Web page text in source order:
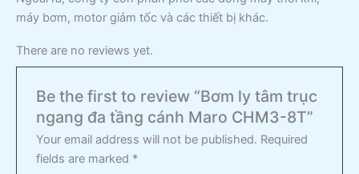
máy bơm, motor giảm tốc và các thiết bị khác.
There are no reviews yet.
Be the first to review “Bơm ly tâm trục
ngang đa tầng cánh Maro CHM3-8T”
Your email address will not be published. Required
fields are marked *